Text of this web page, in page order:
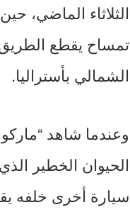
الثلاثاء الماضي،
تمساح يقطع الطريق
الشمالي بأستراليا.
وعندما شاهد
الحيوان الخطير
سيارة أخرى خلفه